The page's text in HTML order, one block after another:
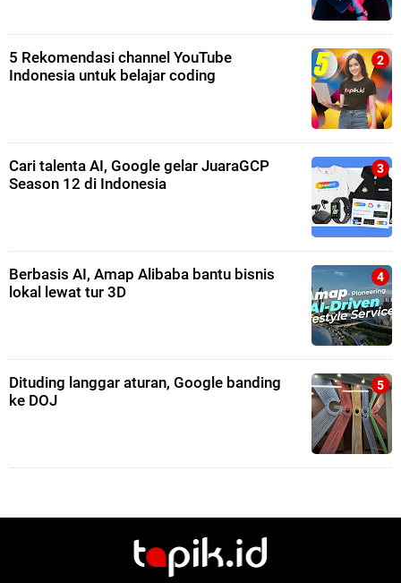
5 Rekomendasi channel YouTube
Indonesia untuk belajar coding
Cari talenta AI, Google gelar JuaraGCP
Season 12 di Indonesia
Berbasis AI, Amap Alibaba bantu bisnis
lokal lewat tur 3D
Dituding langgar aturan, Google banding
ke DOJ